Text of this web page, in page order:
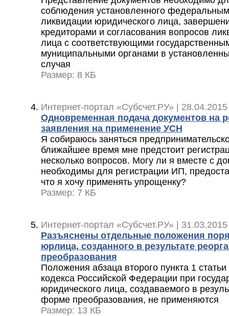
соблюдения установленного
ликвидации юридического лица,
кредиторами и согласования вопросов
лица с соответствующими
муниципальными органами в
случая
Размер: 8 КБ
Интернет-портал «Субсчет.РУ» |
Одновременная подача документов на
заявления на применение УСН
Я собираюсь заняться
ближайшее время мне предстоит
несколько вопросов. Могу ли я вместе с
необходимы для регистрации ИП,
что я хочу применять упрощенку?
Размер: 7 КБ
Интернет-портал «Субсчет.РУ» |
Разъяснены отдельные положения
юрлица, созданного в результате
преобразования
Положения абзаца второго пункта 1
кодекса Российской Федерации при
юридического лица, создаваемого в
форме преобразования, не применяются
Размер: 13 КБ